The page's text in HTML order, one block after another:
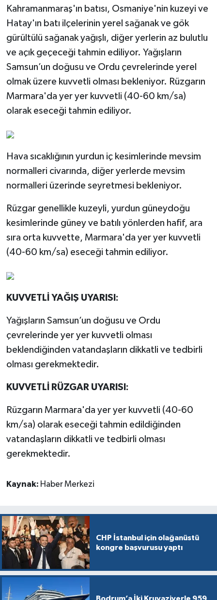
Kahramanmaraş'ın batısı, Osmaniye'nin kuzeyi ve
Hatay'ın batı ilçelerinin yerel sağanak ve gök
gürültülü sağanak yağışlı, diğer yerlerin az bulutlu
ve açık geçeceği tahmin ediliyor. Yağışların
Samsun’un doğusu ve Ordu çevrelerinde yerel
olmak üzere kuvvetli olması bekleniyor. Rüzgarın
Marmara'da yer yer kuvvetli (40-60 km/sa)
olarak eseceği tahmin ediliyor.
Hava sıcaklığının yurdun iç kesimlerinde mevsim
normalleri civarında, diğer yerlerde mevsim
normalleri üzerinde seyretmesi bekleniyor.
Rüzgar genellikle kuzeyli, yurdun güneydoğu
kesimlerinde güney ve batılı yönlerden hafif, ara
sıra orta kuvvette, Marmara'da yer yer kuvvetli
(40-60 km/sa) eseceği tahmin ediliyor.
KUVVETLİ YAĞIŞ UYARISI:
Yağışların Samsun’un doğusu ve Ordu
çevrelerinde yer yer kuvvetli olması
beklendiğinden vatandaşların dikkatli ve tedbirli
olması gerekmektedir.
KUVVETLİ RÜZGAR UYARISI:
Rüzgarın Marmara'da yer yer kuvvetli (40-60
km/sa) olarak eseceği tahmin edildiğinden
vatandaşların dikkatli ve tedbirli olması
gerekmektedir.
Kaynak: Haber Merkezi
CHP İstanbul için olağanüstü
kongre başvurusu yaptı